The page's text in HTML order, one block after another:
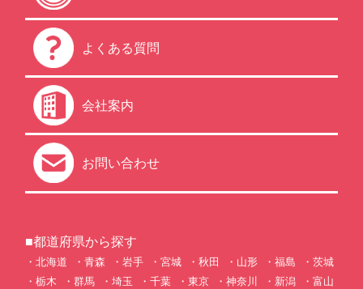
よくある質問
会社案内
お問い合わせ
■都道府県から探す
北海道 青森 岩手 宮城 秋田 山形 福島
茨城
栃木
群馬 埼玉 千葉 東京 神奈川 新潟
富山